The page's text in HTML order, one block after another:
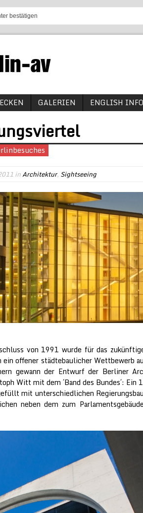
GALERIEN ENGLISH
inArchitektur, Sightseeing
von 1991 wurde für das
ein offener städtebaulicher Wettbewerb
gewann der Entwurf der Berliner
Witt mit dem ´Band des Bundes´:
mit unterschiedlichen
neben dem zum